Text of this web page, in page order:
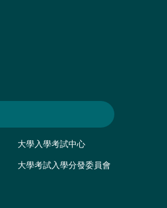
大學入學考試中心
大學考試入學分發委員會